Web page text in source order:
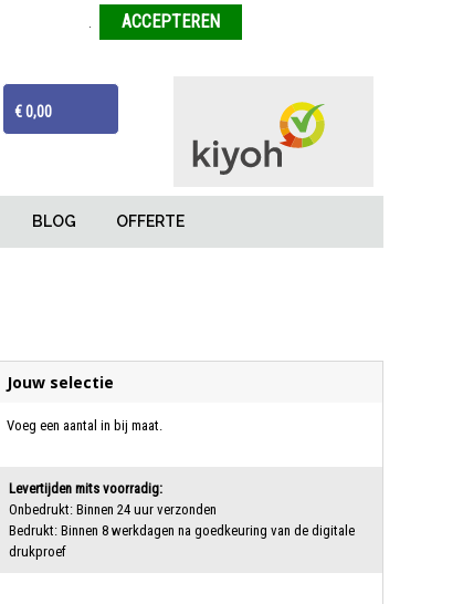
Van tekentafel tot eindproduct
€ 0,00
BLOG OFFERTE
Jouw selectie
Voeg een aantal in bij maat.
Levertijden mits voorradig:
Onbedrukt: Binnen 24 uur verzonden
Bedrukt: Binnen 8 werkdagen na goedkeuring van de digitale
drukproef
.